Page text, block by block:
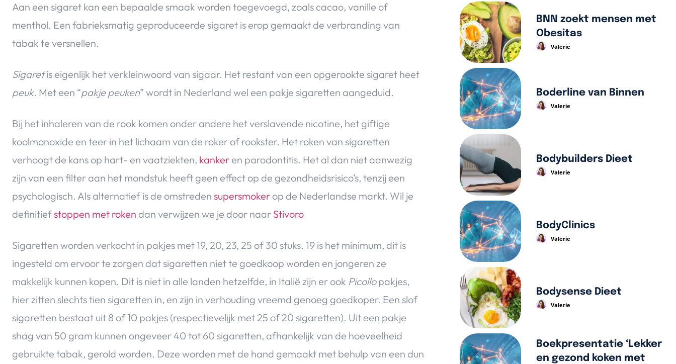
Aan een sigaret kan een bepaalde smaak worden toegevoegd, zoals cacao, vanille of
menthol. Een fabrieksmatig geproduceerde sigaret is erop gemaakt de verbranding van
tabak te versnellen.
Sigaretis eigenlijk het verkleinwoord van sigaar. Het restant van een opgerookte sigaret heet
peuk. Met een “pakje peuken” wordt in Nederland wel een pakje sigaretten aangeduid.
Bij het inhaleren van de rook komen onder andere het verslavende nicotine, het giftige
koolmonoxide en teer in het lichaam van de roker of rookster. Het roken van sigaretten
verhoogt de kans op hart- en vaatziekten, kanker en parodontitis. Het al dan niet aanwezig
zijn van een filter aan het mondstuk heeft geen effect op de gezondheidsrisico’s, tenzij een
psychologisch. Als alternatief is de omstreden supersmoker op de Nederlandse markt. Wil je
definitiefstoppen met roken dan verwijzen we je door naar Stivoro
Sigaretten worden verkocht in pakjes met 19, 20, 23, 25 of 30 stuks. 19 is het minimum, dit is
ingesteld om ervoor te zorgen dat sigaretten niet te goedkoop worden en jongeren ze
makkelijk kunnen kopen. Dit is niet in alle landen hetzelfde, in Italië zijn er ook Picollopakjes,
hier zitten slechts tien sigaretten in, en zijn in verhouding vreemd genoeg goedkoper. Een slof
sigaretten bestaat uit 8 of 10 pakjes (respectievelijk met 25 of 20 sigaretten). Uit een pakje
shag van 50 gram kunnen ongeveer 40 tot 60 sigaretten, afhankelijk van de hoeveelheid
gebruikte tabak, gerold worden. Deze worden met de hand gemaakt met behulp van een dun
BNN zoekt mensen met
Obesitas
Valerie
Boderline van Binnen
Valerie
Bodybuilders Dieet
Valerie
BodyClinics
Valerie
Bodysense Dieet
Valerie
Boekpresentatie ‘Lekker
en gezond koken met